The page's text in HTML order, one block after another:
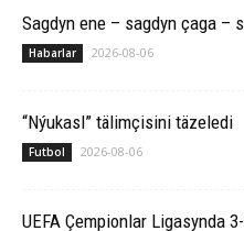
Sagdyn ene – sagdyn çaga –
Habarlar 2026-08-06
“Nýukasl” tälimçisini täzeledi
Futbol 2026-08-06
UEFA Çempionlar Ligasynda